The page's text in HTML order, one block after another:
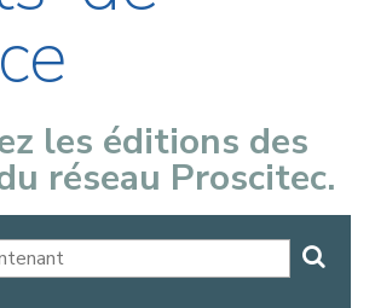
les éditions des
réseau Proscitec.